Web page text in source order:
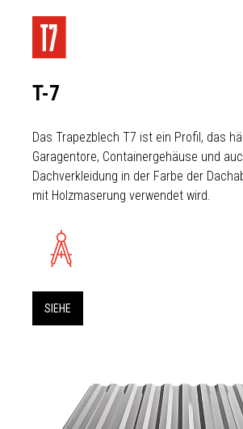
T-7
Das Trapezblech T7 ist ein Profil, das
Garagentore, Containergehäuse und
Dachverkleidung in der Farbe der
mit Holzmaserung verwendet wird.
SIEHE